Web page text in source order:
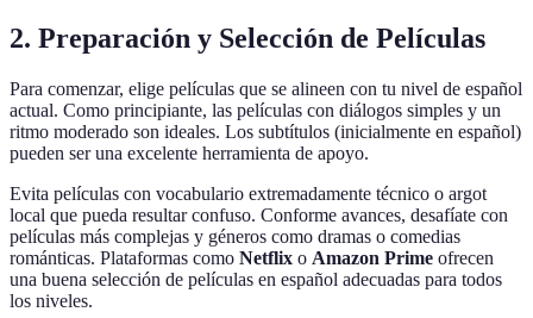
2. Preparación y Selección de Películas
Para comenzar, elige películas que se alineen con tu nivel de español
actual. Como principiante, las películas con diálogos simples y un
ritmo moderado son ideales. Los subtítulos (inicialmente en español)
pueden ser una excelente herramienta de apoyo.
Evita películas con vocabulario extremadamente técnico o argot
local que pueda resultar confuso. Conforme avances, desafíate con
películas más complejas y géneros como dramas o comedias
románticas. Plataformas como Netflix o Amazon Prime ofrecen
una buena selección de películas en español adecuadas para todos
los niveles.